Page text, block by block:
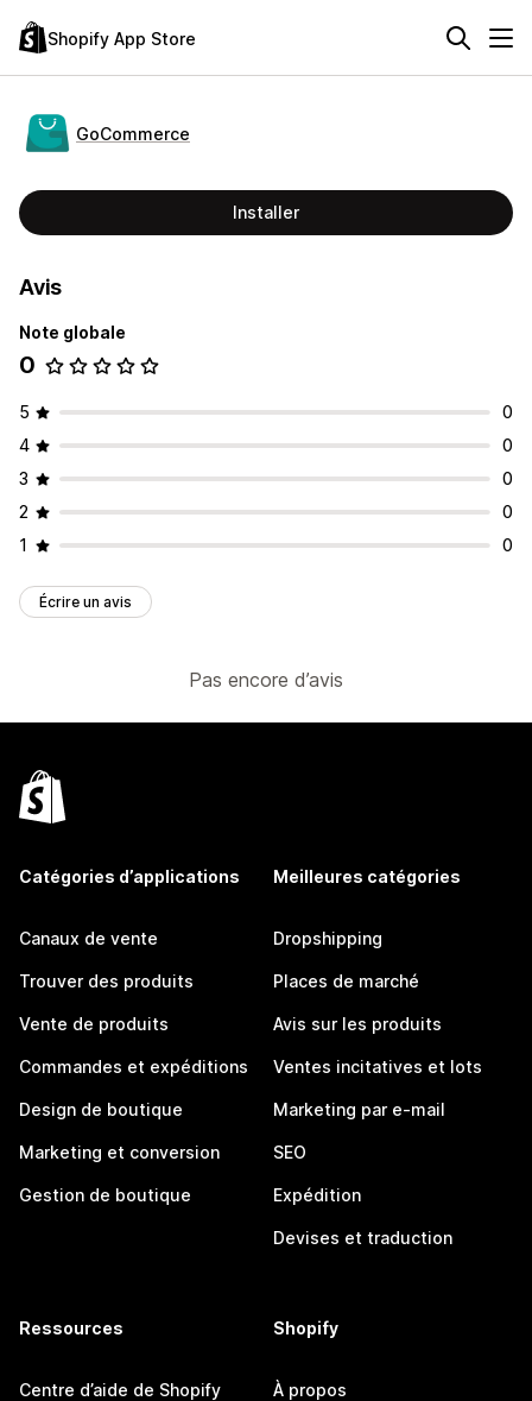
Shopify App Store
GoCommerce
Installer
Avis
Note globale
0
5
0
4
0
3
0
2
0
1
0
Écrire un avis
Pas encore d’avis
Catégories d’applications
Canaux de vente
Trouver des produits
Vente de produits
Commandes et expéditions
Design de boutique
Marketing et conversion
Gestion de boutique
Meilleures catégories
Dropshipping
Places de marché
Avis sur les produits
Ventes incitatives et lots
Marketing par e-mail
SEO
Expédition
Devises et traduction
Ressources
Centre d’aide de Shopify
Shopify
À propos